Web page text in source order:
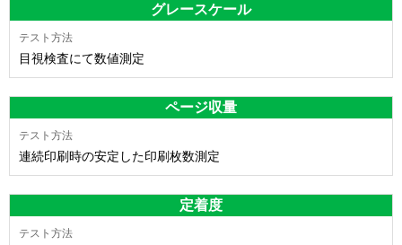
グレースケール
目視検査にて数値測定
ページ収量
連続印刷時の安定した印刷枚数測定
定着度